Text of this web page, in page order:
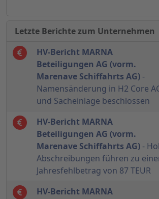
Letzte Berichte zum Unternehmen
HV-Bericht MARNA
Beteiligungen AG (vorm.
Marenave Schiffahrts AG) -
Namensänderung in H2 Core
und Sacheinlage beschlossen
HV-Bericht MARNA
Beteiligungen AG (vorm.
Marenave Schiffahrts AG)-
Abschreibungen führen zu
Jahresfehlbetrag von 87 TEUR
HV-Bericht MARNA